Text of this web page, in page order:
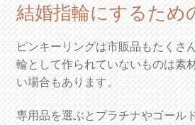
結婚指輪にするため
ピンキーリングは市販品もたくさ
輪として作られていないものは素
い場合もあります。
専用品を選ぶとプラチナやゴール